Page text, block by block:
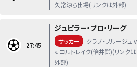
久常涼ら出場(リンクは外部)
27:45
ジュピラー・プロ・リーグ
サッカー
クラブ・ブルージュ v
s. コルトレイク(倍井謙)(リンクは
外部)